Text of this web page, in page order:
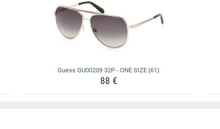
Guess GU00209 32P - ONE SIZE (61)
88 €